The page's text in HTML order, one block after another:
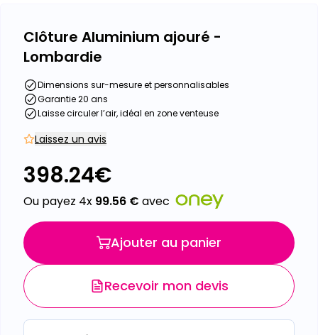
Clôture Aluminium ajouré -
Lombardie
Dimensions sur-mesure et personnalisables
Garantie 20 ans
Laisse circuler l’air, idéal en zone venteuse
Laissez un avis
398.24€
Ou payez 4x 99.56 € avec
Ajouter au panier
Recevoir mon devis